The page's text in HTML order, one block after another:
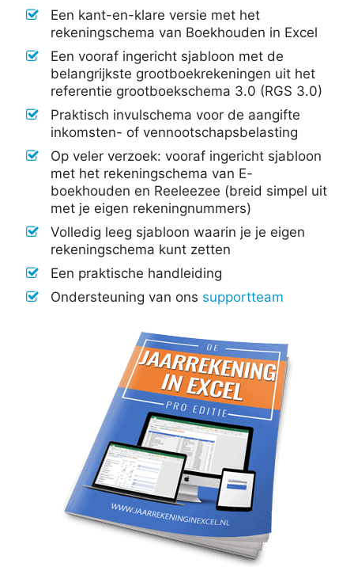
Een kant-en-klare versie met het
rekeningschema van Boekhouden in Excel
Een vooraf ingericht sjabloon met de
belangrijkste grootboekrekeningen uit het
referentie grootboekschema 3.0 (RGS 3.0)
Praktisch invulschema voor de aangifte
inkomsten- of vennootschapsbelasting
Op veler verzoek: vooraf ingericht sjabloon
met het rekeningschema van E-
boekhouden en Reeleezee (breid simpel uit
met je eigen rekeningnummers)
Volledig leeg sjabloon waarin je je eigen
rekeningschema kunt zetten
Een praktische handleiding
Ondersteuning van ons supportteam
€
197,00
-
€347,00Prijsklasse:
€197,00